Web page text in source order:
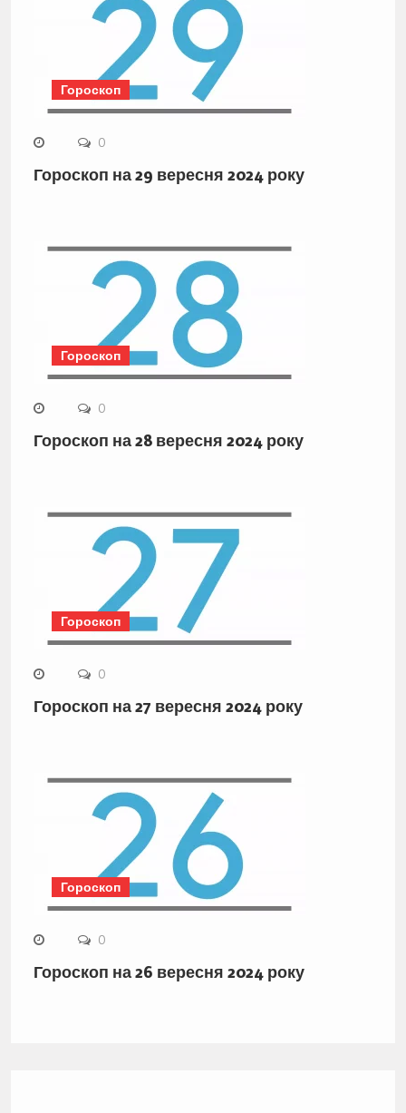
Гороскоп
0
Гороскоп на 29 вересня 2024 року
Гороскоп
0
Гороскоп на 28 вересня 2024 року
Гороскоп
0
Гороскоп на 27 вересня 2024 року
Гороскоп
0
Гороскоп на 26 вересня 2024 року